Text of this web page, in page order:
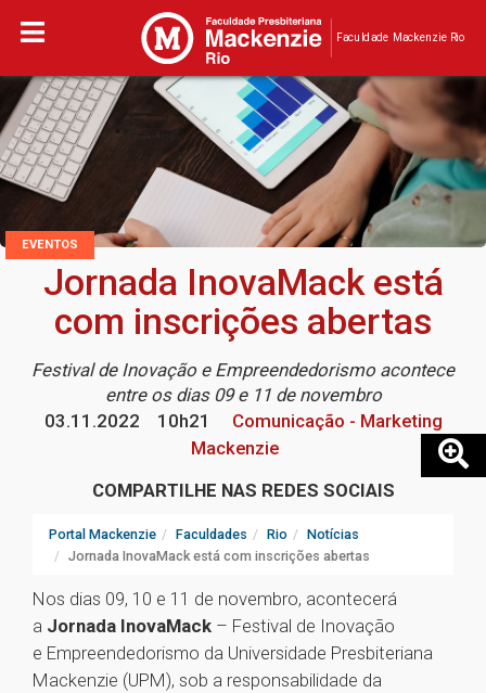
Faculdade Mackenzie Rio
EVENTOS
Jornada InovaMack está
com inscrições abertas
Festival de Inovação e Empreendedorismo acontece
entre os dias 09 e 11 de novembro
03.11.2022
10h21
Comunicação - Marketing
Mackenzie
COMPARTILHE NAS REDES SOCIAIS
Portal Mackenzie Faculdades Rio
Notícias
Jornada InovaMack está com inscrições abertas
Nos dias 09, 10 e 11 de novembro, acontecerá
a Jornada InovaMack – Festival de Inovação
e Empreendedorismo da Universidade Presbiteriana
Mackenzie (UPM), sob a responsabilidade da